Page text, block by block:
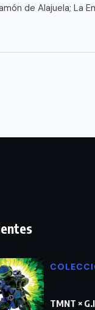
de Alajuela; La
TMNT ×